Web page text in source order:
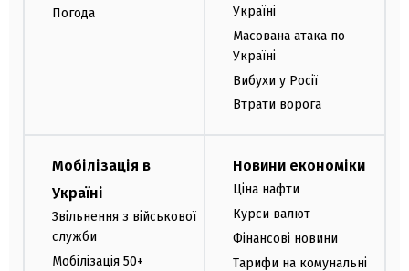
Погода
Україні
Масована атака по
Україні
Вибухи у Росії
Втрати ворога
Мобілізація в
Україні
Звільнення з військової
служби
Мобілізація 50+
Новини економіки
Ціна нафти
Курси валют
Фінансові новини
Тарифи на комунальні